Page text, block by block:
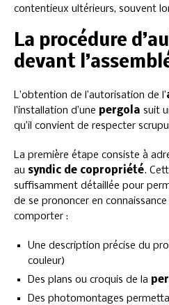
contentieux ultérieurs, souvent
La procédure
devant
L’obtention de l’autorisation de l’
l’installation d’une pergola suit
qu’il convient de respecter
La première étape consiste à
au syndic de copropriété.
suffisamment détaillée pour
de se prononcer en
comporter :
Une description précise du
couleur)
Des plans ou croquis de la
Des photomontages